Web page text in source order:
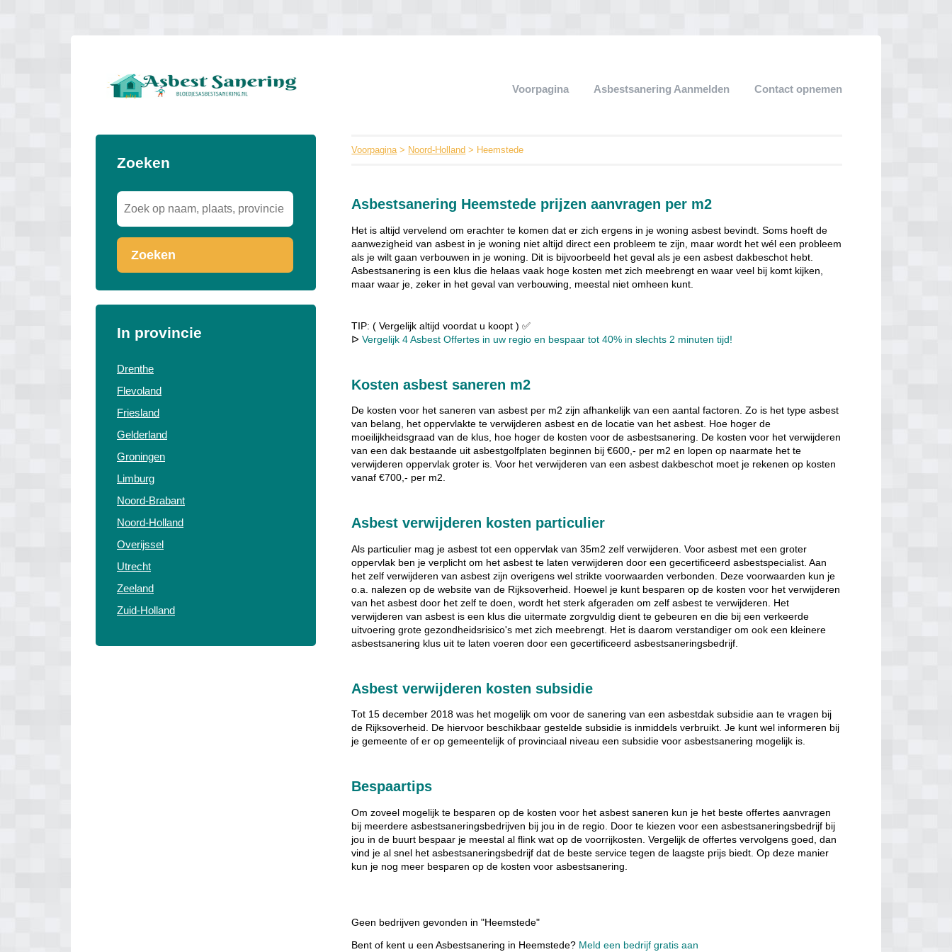
Voorpagina Asbestsanering Aanmelden Contact opnemen
Zoeken
Zoeken
In provincie
Drenthe
Flevoland
Friesland
Gelderland
Groningen
Limburg
Noord-Brabant
Noord-Holland
Overijssel
Utrecht
Zeeland
Zuid-Holland
Voorpagina> Noord-Holland > Heemstede
Asbestsanering Heemstede prijzen aanvragen per m2
Het is altijd vervelend om erachter te komen dat er zich ergens in je woning asbest bevindt. Soms hoeft de
aanwezigheid van asbest in je woning niet altijd direct een probleem te zijn, maar wordt het wél een probleem
als je wilt gaan verbouwen in je woning. Dit is bijvoorbeeld het geval als je een asbest dakbeschot hebt.
Asbestsanering is een klus die helaas vaak hoge kosten met zich meebrengt en waar veel bij komt kijken,
maar waar je, zeker in het geval van verbouwing, meestal niet omheen kunt.
TIP: ( Vergelijk altijd voordat u koopt ) ✅
ᐅVergelijk 4 Asbest Offertes in uw regio en bespaar tot 40% in slechts 2 minuten tijd!
Kosten asbest saneren m2
De kosten voor het saneren van asbest per m2 zijn afhankelijk van een aantal factoren. Zo is het type asbest
van belang, het oppervlakte te verwijderen asbest en de locatie van het asbest. Hoe hoger de
moeilijkheidsgraad van de klus, hoe hoger de kosten voor de asbestsanering. De kosten voor het verwijderen
van een dak bestaande uit asbestgolfplaten beginnen bij €600,- per m2 en lopen op naarmate het te
verwijderen oppervlak groter is. Voor het verwijderen van een asbest dakbeschot moet je rekenen op kosten
vanaf €700,- per m2.
Asbest verwijderen kosten particulier
Als particulier mag je asbest tot een oppervlak van 35m2 zelf verwijderen. Voor asbest met een groter
oppervlak ben je verplicht om het asbest te laten verwijderen door een gecertificeerd asbestspecialist. Aan
het zelf verwijderen van asbest zijn overigens wel strikte voorwaarden verbonden. Deze voorwaarden kun je
o.a. nalezen op de website van de Rijksoverheid. Hoewel je kunt besparen op de kosten voor het verwijderen
van het asbest door het zelf te doen, wordt het sterk afgeraden om zelf asbest te verwijderen. Het
verwijderen van asbest is een klus die uitermate zorgvuldig dient te gebeuren en die bij een verkeerde
uitvoering grote gezondheidsrisico's met zich meebrengt. Het is daarom verstandiger om ook een kleinere
asbestsanering klus uit te laten voeren door een gecertificeerd asbestsaneringsbedrijf.
Asbest verwijderen kosten subsidie
Tot 15 december 2018 was het mogelijk om voor de sanering van een asbestdak subsidie aan te vragen bij
de Rijksoverheid. De hiervoor beschikbaar gestelde subsidie is inmiddels verbruikt. Je kunt wel informeren bij
je gemeente of er op gemeentelijk of provinciaal niveau een subsidie voor asbestsanering mogelijk is.
Bespaartips
Om zoveel mogelijk te besparen op de kosten voor het asbest saneren kun je het beste offertes aanvragen
bij meerdere asbestsaneringsbedrijven bij jou in de regio. Door te kiezen voor een asbestsaneringsbedrijf bij
jou in de buurt bespaar je meestal al flink wat op de voorrijkosten. Vergelijk de offertes vervolgens goed, dan
vind je al snel het asbestsaneringsbedrijf dat de beste service tegen de laagste prijs biedt. Op deze manier
kun je nog meer besparen op de kosten voor asbestsanering.
Geen bedrijven gevonden in "Heemstede"
Bent of kent u een Asbestsanering in Heemstede? Meld een bedrijf gratis aan